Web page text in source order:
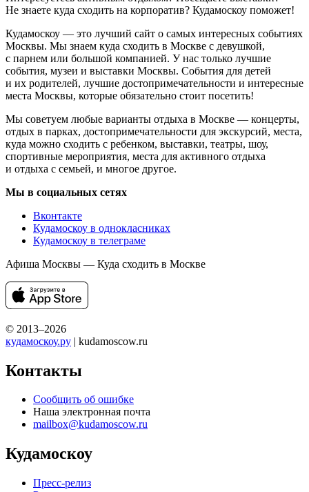
Не знаете куда сходить на корпоратив? Кудамоскоу поможет!
Кудамоскоу — это лучший сайт о самых интересных событиях
Москвы. Мы знаем куда сходить в Москве с девушкой,
с парнем или большой компанией. У нас только лучшие
события, музеи и выставки Москвы. События для детей
и их родителей, лучшие достопримечательности и интересные
места Москвы, которые обязательно стоит посетить!
Мы советуем любые варианты отдыха в Москве — концерты,
отдых в парках, достопримечательности для экскурсий, места,
куда можно сходить с ребенком, выставки, театры, шоу,
спортивные мероприятия, места для активного отдыха
и отдыха с семьей, и многое другое.
Мы в социальных сетях
Вконтакте
Кудамоскоу в однокласниках
Кудамоскоу в телеграме
Афиша Москвы — Куда сходить в Москве
© 2013–2026
кудамоскоу.ру | kudamoscow.ru
Контакты
Сообщить об ошибке
Наша электронная почта
mailbox@kudamoscow.ru
Кудамоскоу
Пресс-релиз